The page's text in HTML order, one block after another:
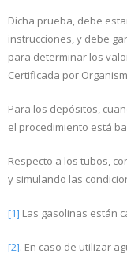
Dicha prueba, debe
instrucciones, y debe
para determinar los
Certificada por
Para los depósitos,
el procedimiento está
Respecto a los tubos,
y simulando las
[1] Las gasolinas están
[2]. En caso de utilizar